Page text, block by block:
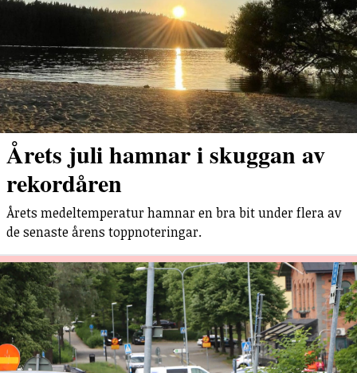
Årets juli hamnar i skuggan av
rekordåren
Årets medeltemperatur hamnar en bra bit under flera av
de senaste årens toppnoteringar.